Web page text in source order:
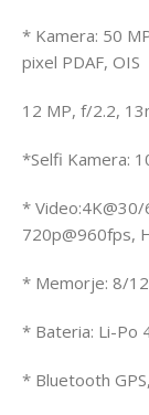
* Kamera: 50
pixel PDAF, OIS
12 MP, f/2.2,
*Selfi Kamera:
*
720p@960fps,
* Memorje: 8/
* Bateria: Li-Po
* Bluetooth